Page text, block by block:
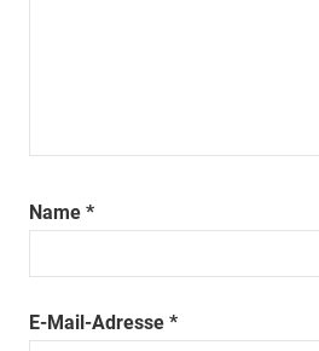
Name *
E-Mail-Adresse *